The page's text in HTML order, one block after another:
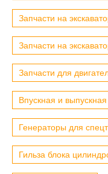
Запчасти на
Запчасти на
Запчасти для
Впускная и
Генераторы для
Гильза блока